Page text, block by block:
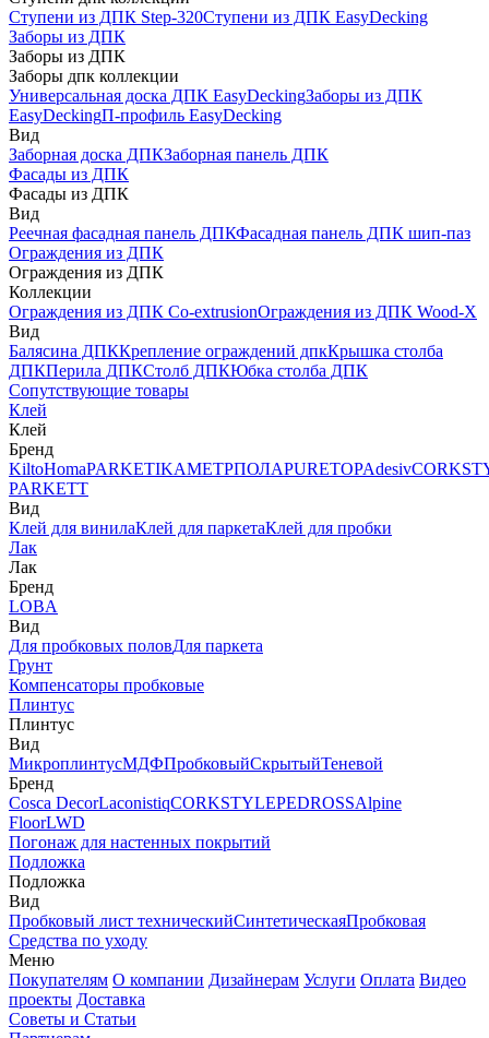
Ступени из ДПК Step-320Ступени из ДПК EasyDecking
Заборы из ДПК
Заборы из ДПК
Заборы дпк коллекции
Универсальная доска ДПК EasyDeckingЗаборы из ДПК
EasyDeckingП-профиль EasyDecking
Вид
Заборная доска ДПКЗаборная панель ДПК
Фасады из ДПК
Фасады из ДПК
Вид
Реечная фасадная панель ДПКФасадная панель ДПК шип-паз
Ограждения из ДПК
Ограждения из ДПК
Коллекции
Ограждения из ДПК Co-extrusionОграждения из ДПК Wood-X
Вид
Балясина ДПККрепление ограждений дпкКрышка столба
ДПКПерила ДПКСтолб ДПКЮбка столба ДПК
Сопутствующие товары
Клей
Клей
Бренд
KiltoHomaPARKETIKAМЕТРПОЛАPURETOPAdesiv
PARKETT
Вид
Клей для винилаКлей для паркетаКлей для пробки
Лак
Лак
Бренд
LOBA
Вид
Для пробковых половДля паркета
Грунт
Компенсаторы пробковые
Плинтус
Плинтус
Вид
МикроплинтусМДФПробковыйСкрытыйТеневой
Бренд
Cosca DecorLaconistiqCORKSTYLEPEDROSSAlpine
FloorLWD
Погонаж для настенных покрытий
Подложка
Подложка
Вид
Пробковый лист техническийСинтетическаяПробковая
Средства по уходу
Меню
Покупателям О компании Дизайнерам Услуги Оплата Видео
проекты Доставка
Советы и Статьи